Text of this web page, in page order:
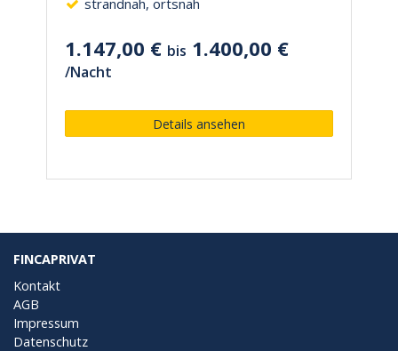
1.147,00 € bis 1.400,00 €
/Nacht
Details ansehen
FINCAPRIVAT
Kontakt
AGB
Impressum
Datenschutz